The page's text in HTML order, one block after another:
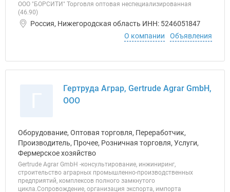
ООО "БОРСИТИ" Торговля оптовая неспециализированная
(46.90)
Россия, Нижегородская область ИНН: 5246051847
О компании
Объявления
Гертруда Аграр, Gertrude Agrar GmbH,
ООО
Оборудование, Оптовая торговля, Переработчик,
Производитель, Прочее, Розничная торговля, Услуги,
Фермерское хозяйство
Gertrude Agrar GmbH -консультирование, инжиниринг,
строительство аграрных промышленно-производственных
предприятий, комплексов полного замкнутого
цикла.Сопровождение, организация экспорта, импорта